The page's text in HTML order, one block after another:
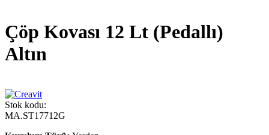
Çöp Kovası 12 Lt (Pedallı)
Altın
Stok kodu:
MA.ST17712G